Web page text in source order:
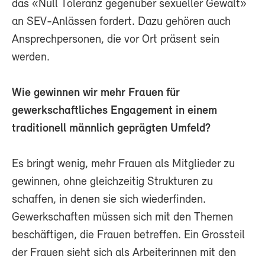
das «Null Toleranz gegenüber sexueller Gewalt»
an SEV-Anlässen fordert. Dazu gehören auch
Ansprechpersonen, die vor Ort präsent sein
werden.
Wie gewinnen wir mehr Frauen für
gewerkschaftliches Engagement in einem
traditionell männlich geprägten Umfeld?
Es bringt wenig, mehr Frauen als Mitglieder zu
gewinnen, ohne gleichzeitig Strukturen zu
schaffen, in denen sie sich wiederfinden.
Gewerkschaften müssen sich mit den Themen
beschäftigen, die Frauen betreffen. Ein Grossteil
der Frauen sieht sich als Arbeiterinnen mit den